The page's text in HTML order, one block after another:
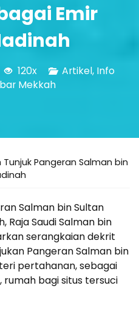
Emir
120x Artikel, Info
Mekkah
Tunjuk Pangeran Salman bin
Salman bin Sultan
Raja Saudi Salman bin
serangkaian dekrit
Pangeran Salman bin
pertahanan, sebagai
rumah bagi situs tersuci